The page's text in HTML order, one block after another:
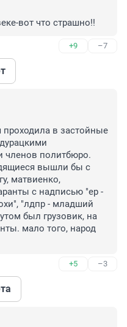
вот что страшно!!
+9 –7
в застойные
членов политбюро.
вышли бы с
матвиенко,
с надписью "ер -
"лдпр - младший
был грузовик, на
мало того, народ
+5 –3